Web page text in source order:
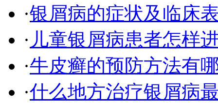
·银屑病的症状及临床
· 儿童银屑病患者怎样
·牛皮癣的预防方法有
·什么地方治疗银屑病